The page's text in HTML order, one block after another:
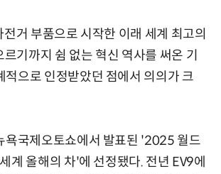
거 부품으로 시작한 이래 세계 최고의
기까지 쉼 없는 혁신 역사를 써온 기
적으로 인정받았던 점에서 의의가 크
욕국제오토쇼에서 발표된 '2025 월드
계 올해의 차'에 선정됐다. 전년 EV9에